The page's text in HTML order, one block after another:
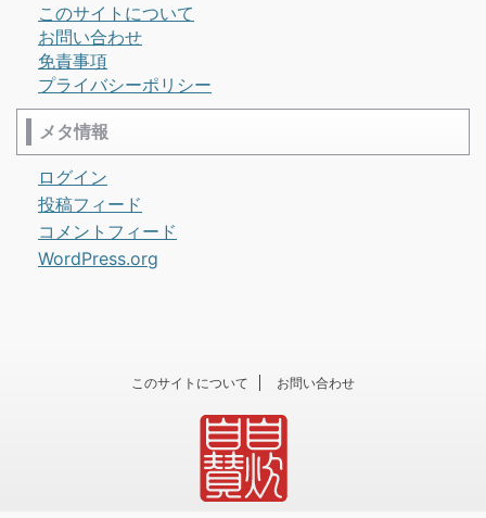
このサイトについて
お問い合わせ
免責事項
プライバシーポリシー
メタ情報
ログイン
投稿フィード
コメントフィード
WordPress.org
このサイトについて お問い合わせ